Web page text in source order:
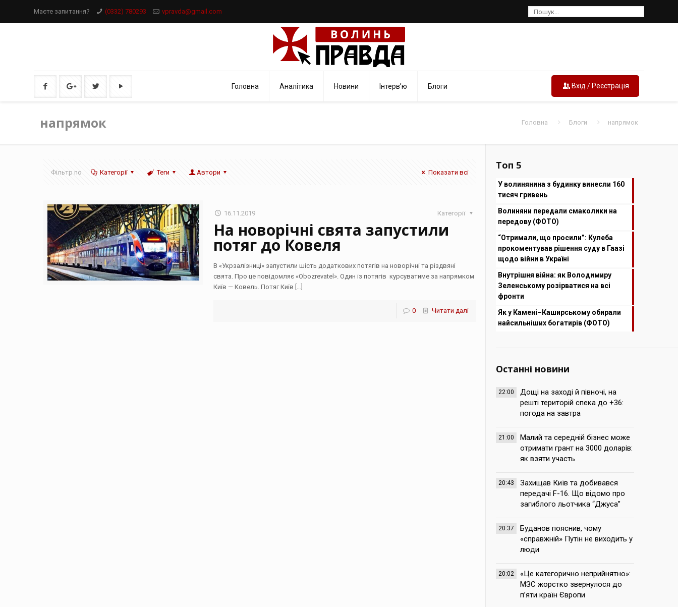
Маєте запитання? (0332) 780293 vpravda@gmail.com
Головна Аналітика Новини Інтерв’ю Блоги Вхід / Реєстрація
напрямок Головна Блоги напрямок
Фільтр по Категорії Теги Автори Показати всі
16.11.2019 Категорії
На новорічні свята запустили
потяг до Ковеля
В «Укрзалізниці» запустили шість додаткових потягів на новорічні та різдвяні
свята. Про це повідомляє «Оbozrevatel». Один із потягів курсуватиме за напрямком
Київ — Ковель. Потяг Київ […]
0 Читати далі
Топ 5
У волинянина з будинку винесли 160
тисяч гривень
Волиняни передали смаколики на
передову (ФОТО)
“Отримали, що просили”: Кулеба
прокоментував рішення суду в Гаазі
щодо війни в Україні
Внутрішня війна: як Володимиру
Зеленському розірватися на всі
фронти
Як у Камені–Каширському обирали
найсильніших богатирів (ФОТО)
Останні новини
22:00
Дощі на заході й півночі, на
решті територій спека до +36:
погода на завтра
21:00
Малий та середній бізнес може
отримати грант на 3000 доларів:
як взяти участь
20:43
Захищав Київ та добивався
передачі F-16. Що відомо про
загиблого льотчика “Джуса”
20:37
Буданов пояснив, чому
«справжній» Путін не виходить у
люди
20:02
«Це категорично неприйнятно»:
МЗС жорстко звернулося до
п’яти країн Європи